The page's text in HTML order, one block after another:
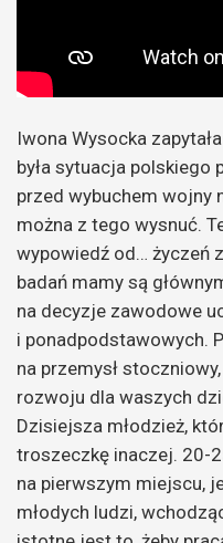
Iwona Wysocka
była sytuacja polskiego
przed wybuchem wojny
można z tego wysnuć.
wypowiedź od… życzeń
badań mamy są
na decyzje zawodowe
i ponadpodstawowych.
na przemysł
rozwoju dla waszych
Dzisiejsza młodzież,
troszeczkę inaczej. 20-
na pierwszym miejscu,
młodych ludzi,